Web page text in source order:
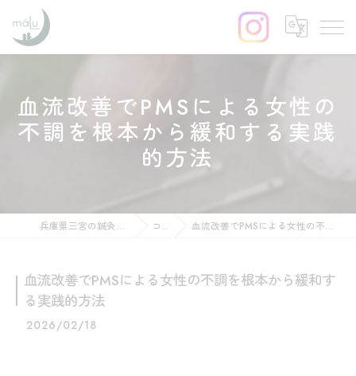
血流改善でPMSによる女性の
不調を根本から緩和する実践
的方法
兵庫県三宮の鍼灸ならはりきゅう maLu コラム 血流改善でPMSによる女性の不調を根本から緩和する実践的方法
血流改善でPMSによる女性の不調を根本から緩和す
る実践的方法
2026/02/18